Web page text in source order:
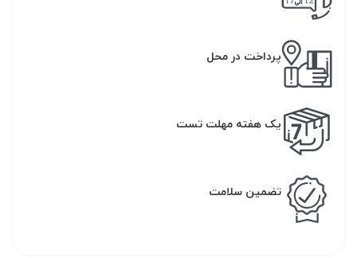
پرداخت در محل
یک هفته مهلت تست
تضمین سلامت